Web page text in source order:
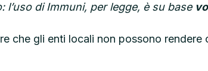
l’uso di Immuni, per legge, è su base
che gli enti locali non possono